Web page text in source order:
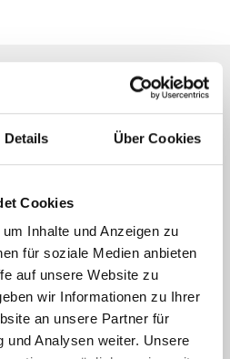
Details Über Cookies
Cookies
Inhalte und Anzeigen zu
für soziale Medien anbieten
auf unsere Website zu
wir Informationen zu Ihrer
an unsere Partner für
und Analysen weiter. Unsere
Sie
passende